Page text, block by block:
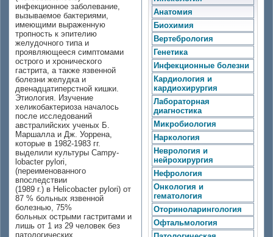
инфекционное заболевание,
вызываемое бактериями,
имеющими выраженную
тропность к эпителию
желудочного типа и
проявляющееся симптомами
острого и хронического
гастрита, а также язвенной
болезни желудка и
двенадцатиперстной кишки.
Этиология. Изучение
хеликобактериоза началось
после исследований
австралийских ученых Б.
Маршалла и Дж. Уоррена,
которые в 1982-1983 гг.
выделили культуры Campy-
lobacter pylori,
(переименованного
впоследствии
(1989 г.) в Helicobacter pylori) от
87 % больных язвенной
болезнью, 75%
больных острыми гастритами и
лишь от 1 из 29 человек без
патологических
Анатомия
Биохимия
Вертебрология
Генетика
Инфекционные болезни
Кардиология и
кардиохирургия
Лабораторная
диагностика
Микробиология
Наркология
Неврология и
нейрохирургия
Нефрология
Онкология и
гематология
Оториноларингология
Офтальмология